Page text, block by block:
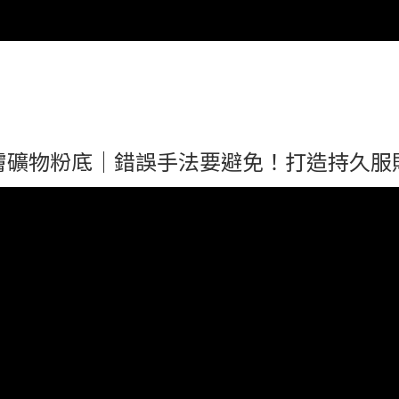
物粉底｜錯誤手法要避免！打造持久